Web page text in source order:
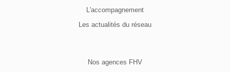
L'accompagnement
Les actualités du réseau
Nos agences FHV